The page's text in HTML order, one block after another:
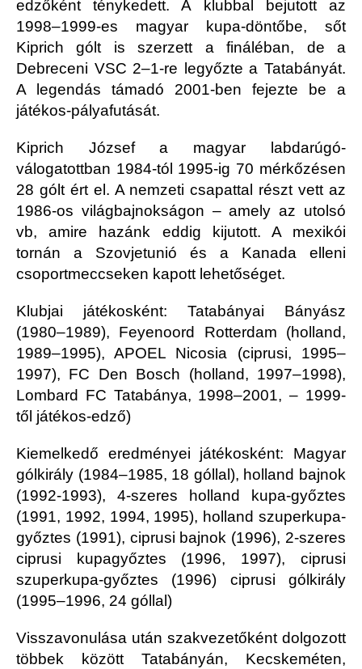
edzőként ténykedett. A klubbal bejutott az
1998–1999-es magyar kupa-döntőbe, sőt
Kiprich gólt is szerzett a fináléban, de a
Debreceni VSC 2–1-re legyőzte a Tatabányát.
A legendás támadó 2001-ben fejezte be a
játékos-pályafutását.
Kiprich József a magyar labdarúgó-
válogatottban 1984-tól 1995-ig 70 mérkőzésen
28 gólt ért el. A nemzeti csapattal részt vett az
1986-os világbajnokságon – amely az utolsó
vb, amire hazánk eddig kijutott. A mexikói
tornán a Szovjetunió és a Kanada elleni
csoportmeccseken kapott lehetőséget.
Klubjai játékosként: Tatabányai Bányász
(1980–1989), Feyenoord Rotterdam (holland,
1989–1995), APOEL Nicosia (ciprusi, 1995–
1997), FC Den Bosch (holland, 1997–1998),
Lombard FC Tatabánya, 1998–2001, – 1999-
től játékos-edző)
Kiemelkedő eredményei játékosként: Magyar
gólkirály (1984–1985, 18 góllal), holland bajnok
(1992-1993), 4-szeres holland kupa-győztes
(1991, 1992, 1994, 1995), holland szuperkupa-
győztes (1991), ciprusi bajnok (1996), 2-szeres
ciprusi kupagyőztes (1996, 1997), ciprusi
szuperkupa-győztes (1996) ciprusi gólkirály
(1995–1996, 24 góllal)
Visszavonulása után szakvezetőként dolgozott
többek között Tatabányán, Kecskeméten,